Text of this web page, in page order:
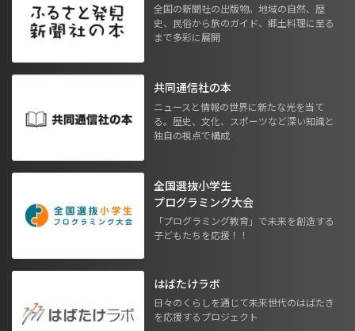
全国の新聞社の出版物。地域の自然、歴
史、民俗から旅のガイド、郷土料理に至る
まで多彩に展開
共同通信社の本
ニュースと情報の世界に新たな光を当て
る。歴史、文化、スポーツなど深い知識と
独自の視点で構成
全国選抜小学生
プログラミング大会
「プログラミング教育」で未来を創造する
子どもたちを応援！！
はばたけラボ
日々のくらしを通じて未来世代のはばたき
を応援するプロジェクト